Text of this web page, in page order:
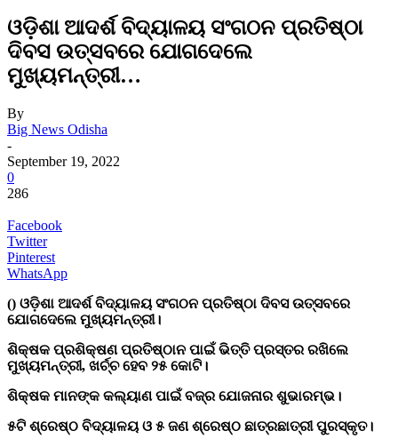
ଓଡ଼ିଶା ଆଦର୍ଶ ବିଦ୍ୟାଳୟ ସଂଗଠନ ପ୍ରତିଷ୍ଠା
ଦିବସ ଉତ୍ସବରେ ଯୋଗଦେଲେ
ମୁଖ୍ୟମନ୍ତ୍ରୀ…
By
Big News Odisha
-
September 19, 2022
0
286
Facebook
Twitter
Pinterest
WhatsApp
() ଓଡ଼ିଶା ଆଦର୍ଶ ବିଦ୍ୟାଳୟ ସଂଗଠନ ପ୍ରତିଷ୍ଠା ଦିବସ ଉତ୍ସବରେ
ଯୋଗଦେଲେ ମୁଖ୍ୟମନ୍ତ୍ରୀ।
ଶିକ୍ଷକ ପ୍ରଶିକ୍ଷଣ ପ୍ରତିଷ୍ଠାନ ପାଇଁ ଭିତ୍ତି ପ୍ରସ୍ତର ରଖିଲେ
ମୁଖ୍ୟମନ୍ତ୍ରୀ, ଖର୍ଚ୍ଚ ହେବ ୨୫ କୋଟି।
ଶିକ୍ଷକ ମାନଙ୍କ କଲ୍ୟାଣ ପାଇଁ ବଜ୍ର ଯୋଜନାର ଶୁଭାରମ୍ଭ।
୫ଟି ଶ୍ରେଷ୍ଠ ବିଦ୍ୟାଳୟ ଓ ୫ ଜଣ ଶ୍ରେଷ୍ଠ ଛାତ୍ରଛାତ୍ରୀ ପୁରସ୍କୃତ।